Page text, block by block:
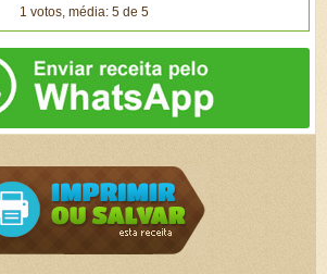
1 votos, média: 5 de 5